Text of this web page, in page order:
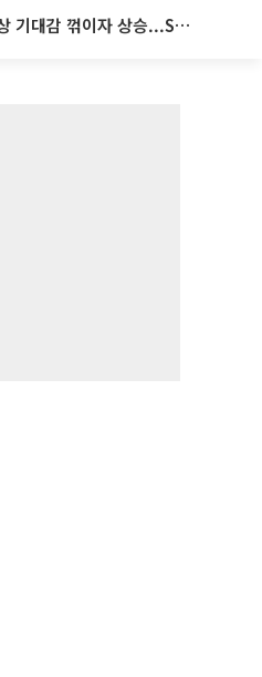
뉴욕증시, 연준 금리인상 기대감 꺾이자 상승...S&P500 사상 최고치 [종합]